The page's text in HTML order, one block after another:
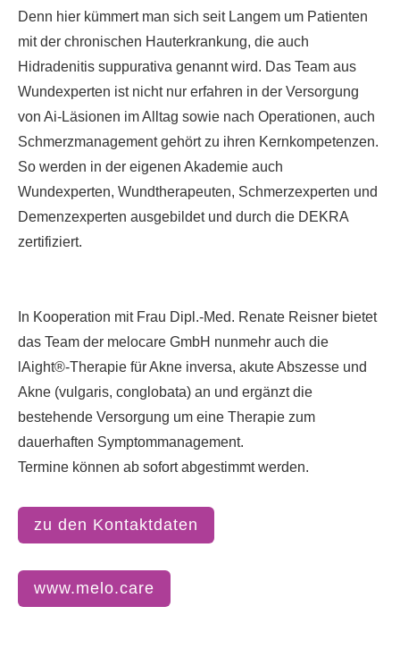
Denn hier kümmert man sich seit Langem um Patienten
mit der chronischen Hauterkrankung, die auch
Hidradenitis suppurativa genannt wird. Das Team aus
Wundexperten ist nicht nur erfahren in der Versorgung
von Ai-Läsionen im Alltag sowie nach Operationen, auch
Schmerzmanagement gehört zu ihren Kernkompetenzen.
So werden in der eigenen Akademie auch
Wundexperten, Wundtherapeuten, Schmerzexperten und
Demenzexperten ausgebildet und durch die DEKRA
zertifiziert.
In Kooperation mit Frau Dipl.-Med. Renate Reisner bietet
das Team der melocare GmbH nunmehr auch die
lAight®-Therapie für Akne inversa, akute Abszesse und
Akne (vulgaris, conglobata) an und ergänzt die
bestehende Versorgung um eine Therapie zum
dauerhaften Symptommanagement.
Termine können ab sofort abgestimmt werden.
zu den Kontaktdaten
www.melo.care